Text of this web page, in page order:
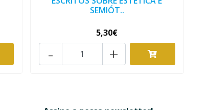
SEMIÓT..
5,30€
+
-